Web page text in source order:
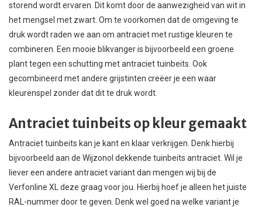
storend wordt ervaren. Dit komt door de aanwezigheid van wit in
het mengsel met zwart. Om te voorkomen dat de omgeving te
druk wordt raden we aan om antraciet met rustige kleuren te
combineren. Een mooie blikvanger is bijvoorbeeld een groene
plant tegen een schutting met antraciet tuinbeits. Ook
gecombineerd met andere grijstinten creëer je een waar
kleurenspel zonder dat dit te druk wordt.
Antraciet tuinbeits op kleur gemaakt
Antraciet tuinbeits kan je kant en klaar verkrijgen. Denk hierbij
bijvoorbeeld aan de Wijzonol dekkende tuinbeits antraciet. Wil je
liever een andere antraciet variant dan mengen wij bij de
Verfonline XL deze graag voor jou. Hierbij hoef je alleen het juiste
RAL-nummer door te geven. Denk wel goed na welke variant je